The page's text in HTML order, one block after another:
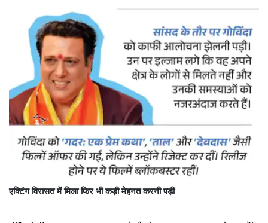
एक्टिंग विरासत में मिला फिर भी कड़ी मेहनत करनी पड़ी